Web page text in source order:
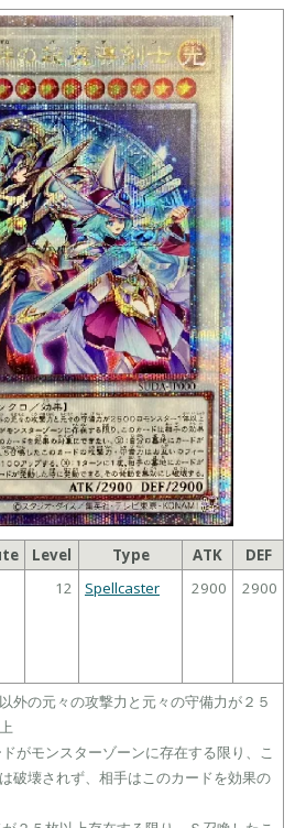
Level Type ATK
DEF
12 Spellcaster 2900 2900
外の元々の攻撃力と元々の守備力が２５
がモンスターゾーンに存在する限り、こ
破壊されず、相手はこのカードを効果の